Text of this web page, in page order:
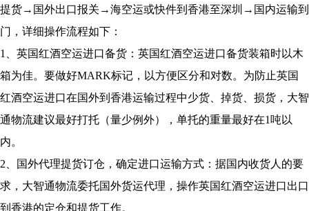
提货→国外出口报关→海空运或快件到香港至深圳→国内运输到
门，详细操作流程如下：
1、英国红酒空运进口备货：英国红酒空运进口备货装箱时以木
箱为佳。要做好MARK标记，以方便区分和对数。为防止英国
红酒空运进口在国外到香港运输过程中少货、掉货、损货，大智
通物流建议最好打托（量少例外），单托的重量最好在1吨以
内。
2、国外代理提货订仓，确定进口运输方式：据国内收货人的要
求，大智通物流委托国外货运代理，操作英国红酒空运进口出口
到香港的定仓和提货工作。